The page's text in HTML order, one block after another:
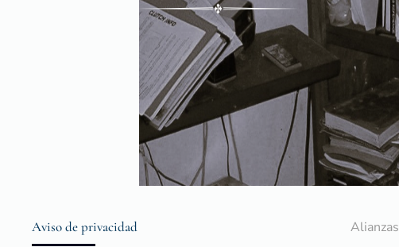
Aviso de privacidad Alianzas